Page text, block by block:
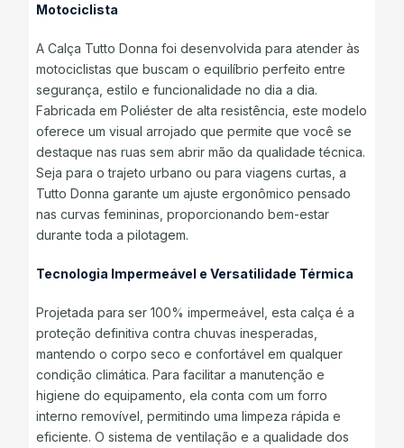
Motociclista
A Calça Tutto Donna foi desenvolvida para atender às
motociclistas que buscam o equilíbrio perfeito entre
segurança, estilo e funcionalidade no dia a dia.
Fabricada em Poliéster de alta resistência, este modelo
oferece um visual arrojado que permite que você se
destaque nas ruas sem abrir mão da qualidade técnica.
Seja para o trajeto urbano ou para viagens curtas, a
Tutto Donna garante um ajuste ergonômico pensado
nas curvas femininas, proporcionando bem-estar
durante toda a pilotagem.
Tecnologia Impermeável e Versatilidade Térmica
Projetada para ser 100% impermeável, esta calça é a
proteção definitiva contra chuvas inesperadas,
mantendo o corpo seco e confortável em qualquer
condição climática. Para facilitar a manutenção e
higiene do equipamento, ela conta com um forro
interno removível, permitindo uma limpeza rápida e
eficiente. O sistema de ventilação e a qualidade dos